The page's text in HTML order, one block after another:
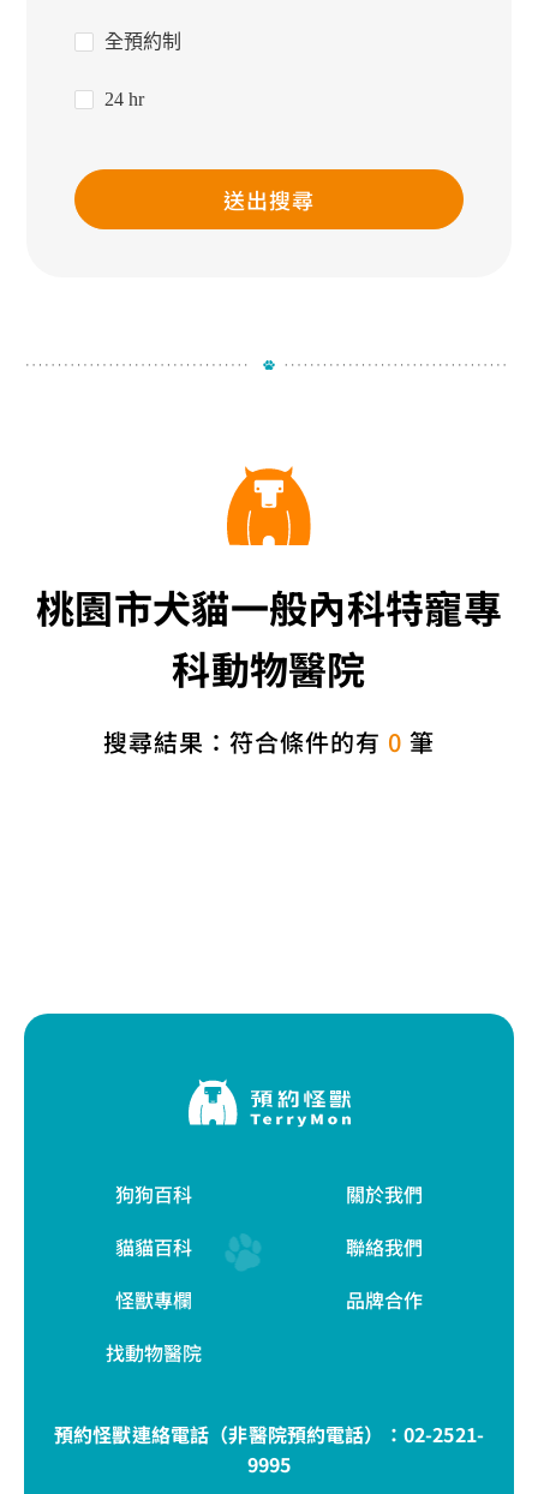
全預約制
24 hr
送出搜尋
桃園市犬貓一般內科特寵專
科動物醫院
搜尋結果：符合條件的有 0 筆
狗狗百科
貓貓百科
怪獸專欄
找動物醫院
關於我們
聯絡我們
品牌合作
預約怪獸連絡電話（非醫院預約電話）： 02-2521-
9995